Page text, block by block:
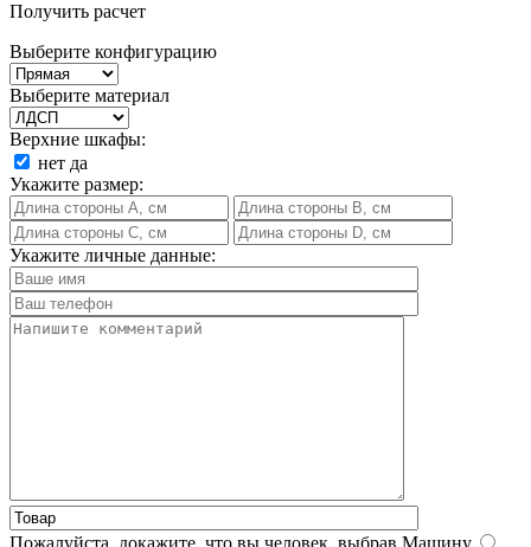
Получить расчет
Выберите конфигурацию
Выберите материал
Верхние шкафы:
нет да
Укажите размер:
Укажите личные данные:
Пожалуйста, докажите, что вы человек, выбрав Машину.